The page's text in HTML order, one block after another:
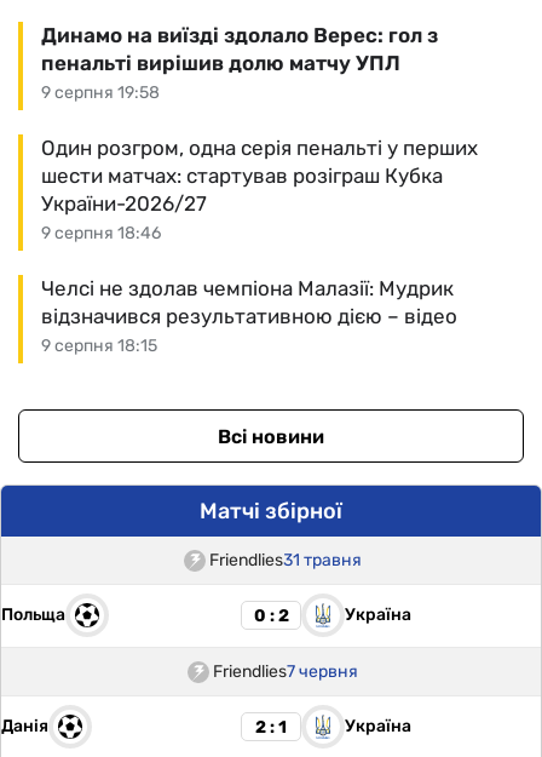
9 серпня 19:58
Динамо на виїзді здолало Верес: гол з
пенальті вирішив долю матчу УПЛ
9 серпня 18:46
Один розгром, одна серія пенальті у перших
шести матчах: стартував розіграш Кубка
України-2026/27
9 серпня 18:15
Челсі не здолав чемпіона Малазії: Мудрик
відзначився результативною дією – відео
Всі новини
Матчі збірної
Friendlies31 травня
Польща 0 : 2 Україна
Friendlies7 червня
Данія 2 : 1 Україна